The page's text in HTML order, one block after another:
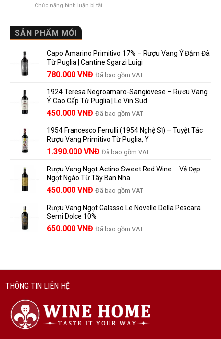
Người
vì
lựa
chọn
đáng
Château
nhãn
rượu
vang
và
những
người
vang
nên
biết
Chức năng bình luận bị tắtở
Được
Bao
Lâu?
Hướng
Dẫn
Lưu
Trữ
Và
Thành
SẢN PHẨM MỚI
Capo Amarino Primitivo 17% – Rượu Vang Ý Đậm Đà
Từ Puglia | Cantine Sgarzi Luigi
Giá
là:
858.000 VNĐ.
780.000 VNĐ Giá
tại
là:
780.000 VNĐ.
Đã bao gồm VAT
1924 Teresa Negroamaro-Sangiovese – Rượu Vang
Ý Cao Cấp Từ Puglia | Le Vin Sud
Giá
là:
495.000 VNĐ.
450.000 VNĐ Giá
tại
là:
450.000 VNĐ.
Đã bao gồm VAT
1954 Francesco Ferrulli (1954 Nghệ Sĩ) – Tuyệt Tác
Rượu Vang Primitivo Từ Puglia, Ý
Giá
là:
1.529.000 VNĐ.
1.390.000 VNĐ Giá
tại
là:
1.390.000 VNĐ.
Đã bao gồm VAT
Rượu Vang Ngọt Actino Sweet Red Wine – Vẻ Đẹp
Ngọt Ngào Từ Tây Ban Nha
450.000 VNĐ Đã bao gồm VAT
Rượu Vang Ngọt Galasso Le Novelle Della Pescara
Semi Dolce 10%
650.000 VNĐ Đã bao gồm VAT
THÔNG TIN LIÊN HỆ